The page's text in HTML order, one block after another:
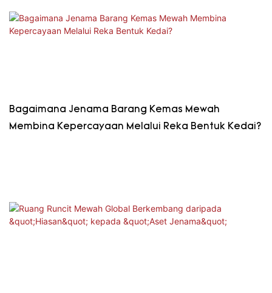
Bagaimana Jenama Barang Kemas Mewah
Membina Kepercayaan Melalui Reka Bentuk Kedai?